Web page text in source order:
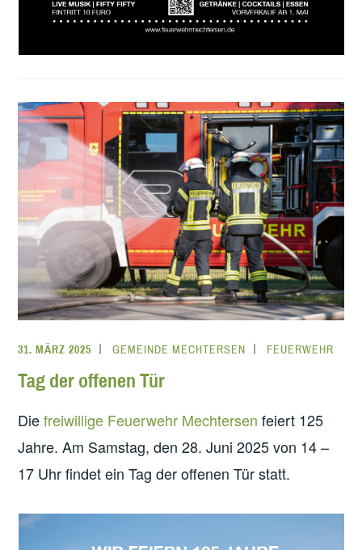
31. MÄRZ 2025 GEMEINDE MECHTERSEN FEUERWEHR
Tag der offenen Tür
Diefreiwillige Feuerwehr Mechtersenfeiert 125
Jahre. Am Samstag, den 28. Juni 2025 von 14 –
17 Uhr findet ein Tag der offenen Tür statt.